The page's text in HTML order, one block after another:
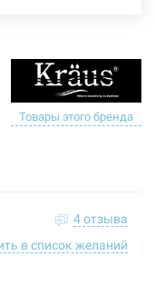
Товары этого бренда
4 отзыва
в список желаний